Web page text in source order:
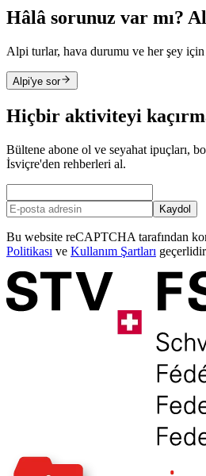
Hâlâ sorunuz var mı?
Alpi turlar, hava durumu ve her şey için
Alpi'ye sor
Hiçbir aktiviteyi
Bültene abone ol ve seyahat ipuçları,
İsviçre'den rehberleri al.
Kaydol
Bu website reCAPTCHA tarafından
Politikası ve Kullanım Şartları